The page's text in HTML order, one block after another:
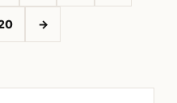
→